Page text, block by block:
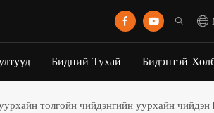
Бидний Тухай Бидэнтэй
толгойн чийдэнгийн уурхайн чийдэн